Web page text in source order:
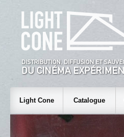
Light Cone Catalogue